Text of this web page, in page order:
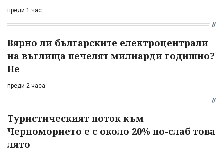
преди 1 час
Вярно ли българските електроцентрали
на въглища печелят милиарди годишно?
Не
преди 2 часа
Туристическият поток към
Черноморието е с около 20% по-слаб това
лято